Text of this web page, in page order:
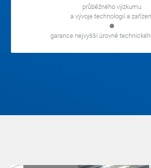
průběžného výzkumu
a vývoje technologií a
garance nejvyšší úrovně